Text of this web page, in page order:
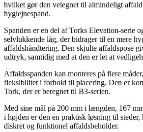
hvilket gør den velegnet til almindeligt
hygiejnespand.
Spanden er en del af Torks Elevation-serie
selvlukkende låg, der bidrager til en mere
affaldshåndtering. Den skjulte affaldspose
udtryk, samtidig med at den er let at
Affaldsspanden kan monteres på flere
fleksibilitet i forhold til placering. Den er
Tork, der er beregnet til B3-serien.
Med sine mål på 200 mm i længden, 167
i højden er den en praktisk løsning til steder,
diskret og funktionel affaldsbeholder.